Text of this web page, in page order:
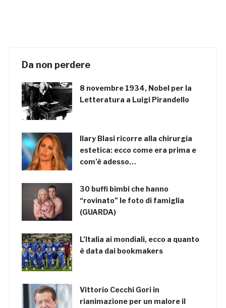
Da non perdere
8 novembre 1934, Nobel per la
Letteratura a Luigi Pirandello
Ilary Blasi ricorre alla chirurgia
estetica: ecco come era prima e
com’è adesso…
30 buffi bimbi che hanno
“rovinato” le foto di famiglia
(GUARDA)
L’Italia ai mondiali, ecco a quanto
è data dai bookmakers
Vittorio Cecchi Gori in
rianimazione per un malore il